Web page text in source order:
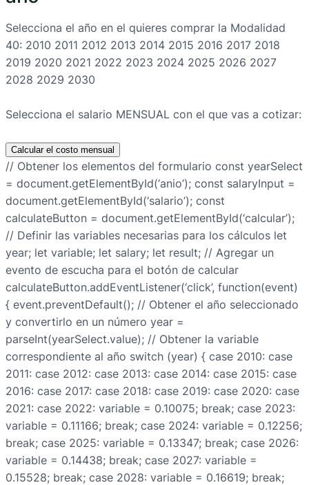
Selecciona el año en el quieres comprar la Modalidad
40: 2010 2011 2012 2013 2014 2015 2016 2017 2018
2019 2020 2021 2022 2023 2024 2025 2026 2027
2028 2029 2030
Selecciona el salario MENSUAL con el que vas a cotizar:
Calcular el costo mensual
// Obtener los elementos del formulario const yearSelect
= document.getElementById(‘anio’); const salaryInput =
document.getElementById(‘salario’); const
calculateButton = document.getElementById(‘calcular’);
// Definir las variables necesarias para los cálculos let
year; let variable; let salary; let result; // Agregar un
evento de escucha para el botón de calcular
calculateButton.addEventListener(‘click’, function(event)
{ event.preventDefault(); // Obtener el año seleccionado
y convertirlo en un número year =
parseInt(yearSelect.value); // Obtener la variable
correspondiente al año switch (year) { case 2010: case
2011: case 2012: case 2013: case 2014: case 2015: case
2016: case 2017: case 2018: case 2019: case 2020: case
2021: case 2022: variable = 0.10075; break; case 2023:
variable = 0.11166; break; case 2024: variable = 0.12256;
break; case 2025: variable = 0.13347; break; case 2026:
variable = 0.14438; break; case 2027: variable =
0.15528; break; case 2028: variable = 0.16619; break;